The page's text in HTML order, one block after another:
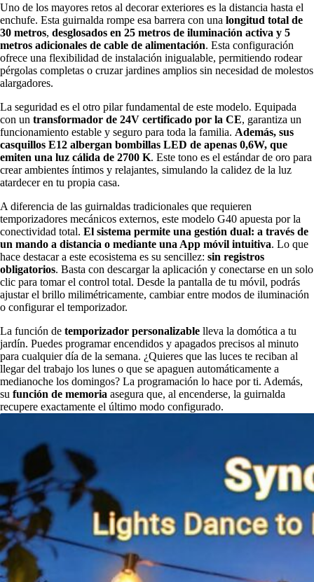
Uno de los mayores retos al decorar exteriores es la distancia hasta el
enchufe. Esta guirnalda rompe esa barrera con una longitud total de
30 metros, desglosados en 25 metros de iluminación activa y 5
metros adicionales de cable de alimentación. Esta configuración
ofrece una flexibilidad de instalación inigualable, permitiendo rodear
pérgolas completas o cruzar jardines amplios sin necesidad de molestos
alargadores.
La seguridad es el otro pilar fundamental de este modelo. Equipada
con un transformador de 24V certificado por la CE, garantiza un
funcionamiento estable y seguro para toda la familia. Además, sus
casquillos E12 albergan bombillas LED de apenas 0,6W, que
emiten una luz cálida de 2700 K. Este tono es el estándar de oro para
crear ambientes íntimos y relajantes, simulando la calidez de la luz
atardecer en tu propia casa.
A diferencia de las guirnaldas tradicionales que requieren
temporizadores mecánicos externos, este modelo G40 apuesta por la
conectividad total. El sistema permite una gestión dual: a través de
un mando a distancia o mediante una App móvil intuitiva. Lo que
hace destacar a este ecosistema es su sencillez: sin registros
obligatorios. Basta con descargar la aplicación y conectarse en un solo
clic para tomar el control total. Desde la pantalla de tu móvil, podrás
ajustar el brillo milimétricamente, cambiar entre modos de iluminación
o configurar el temporizador.
La función de temporizador personalizable lleva la domótica a tu
jardín. Puedes programar encendidos y apagados precisos al minuto
para cualquier día de la semana. ¿Quieres que las luces te reciban al
llegar del trabajo los lunes o que se apaguen automáticamente a
medianoche los domingos? La programación lo hace por ti. Además,
su función de memoria asegura que, al encenderse, la guirnalda
recupere exactamente el último modo configurado.